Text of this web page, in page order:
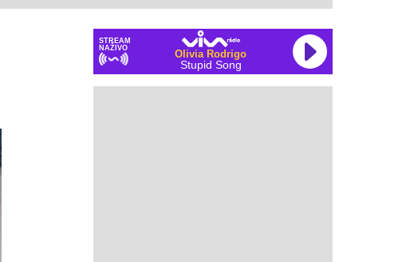
STREAM
NAŽIVO
Olivia Rodrigo
Stupid Song